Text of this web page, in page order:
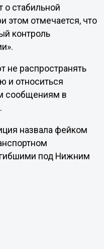
о стабильной
этом отмечается, что
контроль
не распространять
и относиться
сообщениям в
назвала фейком
под Нижним